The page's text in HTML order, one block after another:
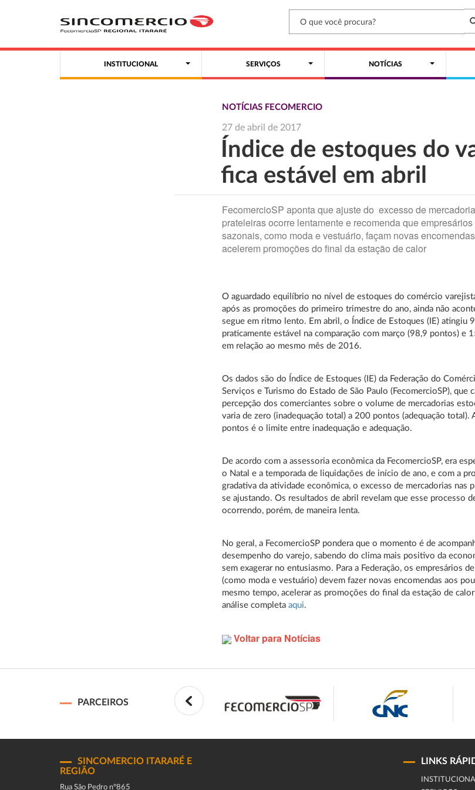
INSTITUCIONAL SERVIÇOS NOTÍCIAS
NOTÍCIAS FECOMERCIO
27 de abril de 2017
Índice de estoques do
fica estável em abril
FecomercioSP aponta que ajuste do excesso de
prateleiras ocorre lentamente e recomenda que
sazonais, como moda e vestuário, façam novas
acelerem promoções do final da estação de calor
O aguardado equilíbrio no nível de estoques do comércio
após as promoções do primeiro trimestre do ano, ainda não
segue em ritmo lento. Em abril, o Índice de Estoques (IE) atingiu
praticamente estável na comparação com março (98,9 pontos) e
em relação ao mesmo mês de 2016.
Os dados são do Índice de Estoques (IE) da Federação do
Serviços e Turismo do Estado de São Paulo (FecomercioSP), que
percepção dos comerciantes sobre o volume de mercadorias
varia de zero (inadequação total) a 200 pontos (adequação total).
pontos é o limite entre inadequação e adequação.
De acordo com a assessoria econômica da FecomercioSP, era
o Natal e a temporada de liquidações de início de ano, e com a
gradativa da atividade econômica, o excesso de mercadorias nas
se ajustando. Os resultados de abril revelam que esse processo
ocorrendo, porém, de maneira lenta.
No geral, a FecomercioSP pondera que o momento é de
desempenho do varejo, sabendo do clima mais positivo da
sem exagerar no entusiasmo. Para a Federação, os empresários
(como moda e vestuário) devem fazer novas encomendas aos
mesmo tempo, acelerar as promoções do final da estação de
análise completaaqui.
Voltar para Notícias
PARCEIROS
SINCOMERCIO ITARARÉ E
REGIÃO
Rua São Pedro n°865
LINKS